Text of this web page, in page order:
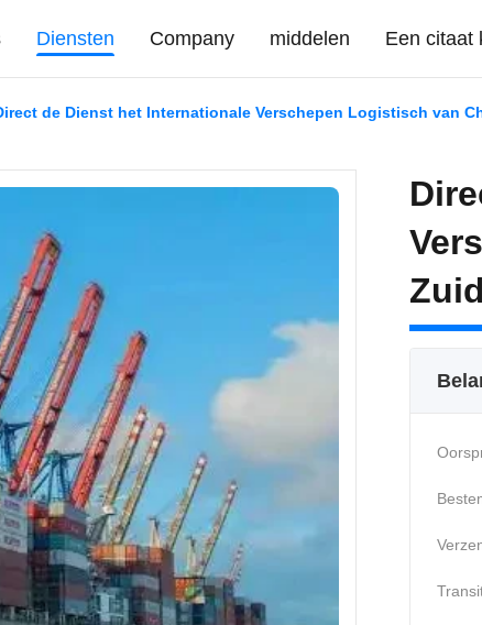
Diensten Company middelen Een citaat
de Dienst het Internationale Verschepen Logistisch van